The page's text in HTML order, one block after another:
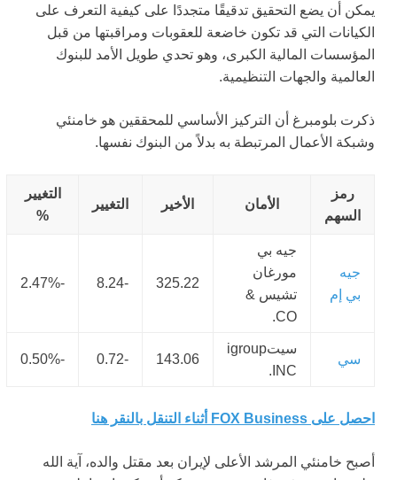
يمكن أن يضع التحقيق تدقيقًا متجددًا على كيفية التعرف على
الكيانات التي قد تكون خاضعة للعقوبات ومراقبتها من قبل
المؤسسات المالية الكبرى، وهو تحدي طويل الأمد للبنوك
العالمية والجهات التنظيمية.
ذكرت بلومبرغ أن التركيز الأساسي للمحققين هو خامنئي
وشبكة الأعمال المرتبطة به بدلاً من البنوك نفسها.
رمز
السهم
الأمان الأخير التغيير
التغيير
%
جيه
بي إم
جيه بي
مورغان
تشيس &
CO.
325.22
-8.24
-2.47%
سي
سيتigroup
INC.
143.06
-0.72
-0.50%
احصل على FOX Business أثناء التنقل بالنقر هنا
أصبح خامنئي المرشد الأعلى لإيران بعد مقتل والده، آية الله